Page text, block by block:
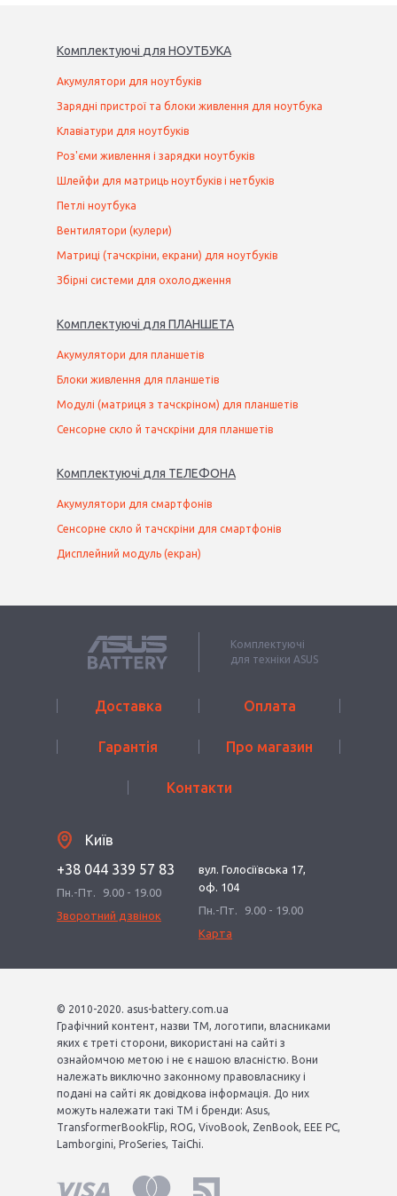
Комплектуючі для НОУТБУКА
Акумулятори для ноутбуків
Зарядні пристрої та блоки живлення для ноутбука
Клавіатури для ноутбуків
Роз'єми живлення і зарядки ноутбуків
Шлейфи для матриць ноутбуків і нетбуків
Петлі ноутбука
Вентилятори (кулери)
Матриці (тачскріни, екрани) для ноутбуків
Збірні системи для охолодження
Комплектуючі для ПЛАНШЕТА
Акумулятори для планшетів
Блоки живлення для планшетів
Модулі (матриця з тачскріном) для планшетів
Сенсорне скло й тачскріни для планшетів
Комплектуючі для ТЕЛЕФОНА
Акумулятори для смартфонів
Сенсорне скло й тачскріни для смартфонів
Дисплейний модуль (екран)
Комплектуючі
для техніки ASUS
Доставка Оплата
Гарантія Про магазин
Контакти
Київ
+38 044 339 57 83
Пн.-Пт.
9.00 - 19.00
Зворотний дзвінок
вул. Голосіївська 17,
оф. 104
Пн.-Пт.
9.00 - 19.00
Карта
© 2010-2020. asus-battery.com.ua
Графічний контент, назви ТМ, логотипи, власниками
яких є треті сторони, використані на сайті з
ознайомчою метою і не є нашою власністю. Вони
належать виключно законному правовласнику і
подані на сайті як довідкова інформація. До них
можуть належати такі ТМ і бренди: Asus,
TransformerBookFlip, ROG, VivoBook, ZenBook, EEE PC,
Lamborgini, ProSeries, TaiChi.